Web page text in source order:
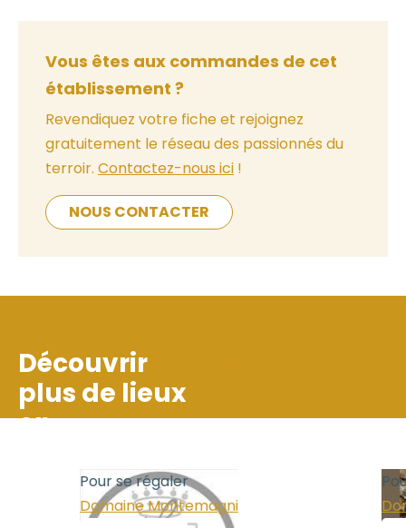
Vous êtes aux commandes de cet
établissement ?
Revendiquez votre fiche et rejoignez
gratuitement le réseau des passionnés du
terroir. Contactez-nous ici !
NOUS CONTACTER
Découvrir
plus de lieux
en
Pour se régaler
Domaine Montemagni